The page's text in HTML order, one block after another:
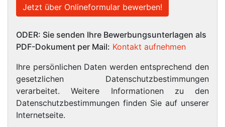
ODER: Sie senden Ihre Bewerbungsunterlagen als
PDF-Dokument per Mail: Kontakt aufnehmen
Ihre persönlichen Daten werden entsprechend den
gesetzlichen Datenschutzbestimmungen
verarbeitet. Weitere Informationen zu den
Datenschutzbestimmungen finden Sie auf unserer
Internetseite.